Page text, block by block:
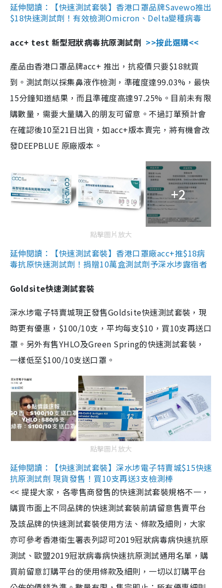
延伸閱讀：【快速測試套裝】香港口罩品牌Savewo推出
$18快速測試劑！有效檢測Omicron、Delta變種病毒
acc+ test 新型冠狀病毒抗原測試劑 >>按此選購<<
產品由香港口罩品牌acc+ 推出，抗疫價只要$18就買
到。測試劑以採集鼻液作檢測，準確度達99.03%，最快
15分鐘知道結果，而且準確度高達97.25%。目前未有限
購數量，需要大量購入的朋友可留意。不過訂單預計會
在確認後10至21日出貨，如acc+版本賣完，將有機會改
發DEEPBLUE 原廠版本。
+2
點擊圖片放大
延伸閱讀：【快速測試套裝】香港口罩廠acc+推$18病
毒抗原快速測試劑！捐贈10萬盒測試劑予深水埗露宿者
Goldsite快速測試套裝
深水埗電子特賣城現正發售Goldsite快速測試套裝，現
時更有優惠，$100/10支，平均每支$10，買10支再送口
罩。另外有售YHLO及Green Spring的快速測試套裝，
一樣低至$100/10支送口罩。
點擊圖片放大
延伸閱讀：【快速測試套裝】深水埗電子特賣城$15快速
抗原測試劑 現貨發售！買10支再送3支檢測棒
<< 提提大家，各零售商發售的快速測試套裝規格不一，
購買市面上不同品牌的快速測試套裝前請留意售賣平台
及該品牌的快速測試套裝使用方法、條款及細則，大家
亦可參考香港衞生署表列認可2019冠狀病毒病快速抗原
測試、歐盟2019冠狀病毒病快速抗原測試通用名單，購
買前留意訂購平台的使用條款及細則，一切以訂購平台